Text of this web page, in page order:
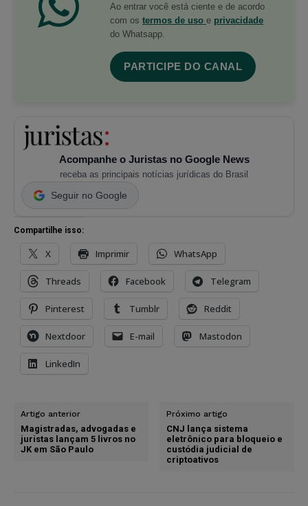
Ao entrar você está ciente e de acordo
com os termos de uso e privacidade
do Whatsapp.
PARTICIPE DO CANAL
Acompanhe o Juristas no Google News
receba as principais notícias jurídicas do Brasil
Seguir no Google
Compartilhe isso:
X Imprimir WhatsApp
Threads Facebook Telegram
Pinterest Tumblr Reddit
Nextdoor E-mail Mastodon
LinkedIn
Artigo anterior
Magistradas, advogadas e
juristas lançam 5 livros no
JK em São Paulo
Próximo artigo
CNJ lança sistema
eletrônico para bloqueio e
custódia judicial de
criptoativos